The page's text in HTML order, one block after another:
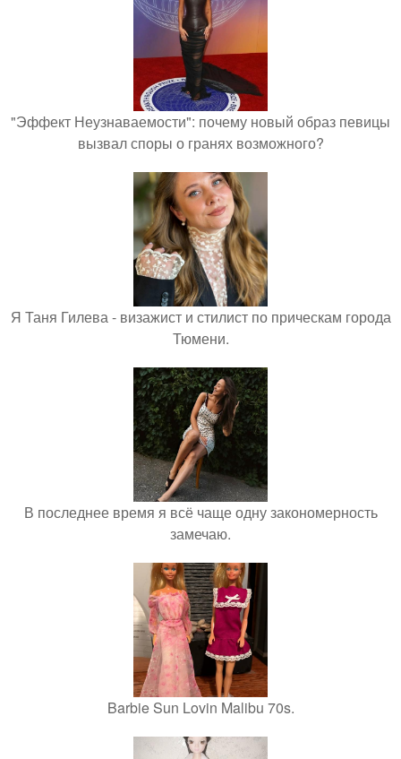
"Эффект Неузнаваемости": почему новый образ певицы
вызвал споры о гранях возможного?
Я Таня Гилева - визажист и стилист по прическам города
Тюмени.
В последнее время я всё чаще одну закономерность
замечаю.
Barbie Sun Lovin Malibu 70s.